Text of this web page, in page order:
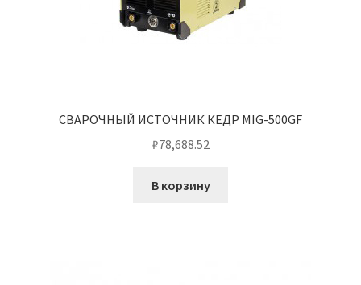
СВАРОЧНЫЙ ИСТОЧНИК КЕДР MIG-500GF
₽78,688.52
В корзину